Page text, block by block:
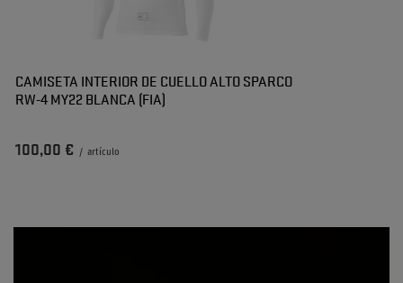
CAMISETA INTERIOR DE CUELLO ALTO SPARCO
RW-4 MY22 BLANCA (FIA)
100,00 € / artículo